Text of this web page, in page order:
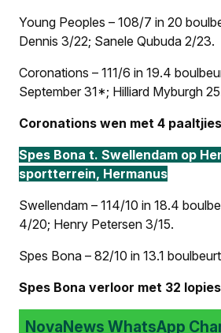
Young Peoples – 108/7 in 20
Dennis 3/22; Sanele Qubuda 2/23.
Coronations – 111/6 in 19.4
September 31*; Hilliard Myburgh
Coronations wen met 4
Spes Bona t. Swellendam op
sportterrein, Hermanus
Swellendam – 114/10 in 18.4
4/20; Henry Petersen 3/15.
Spes Bona – 82/10 in 13.1
Spes Bona verloor met 32
NovaNews WhatsApp